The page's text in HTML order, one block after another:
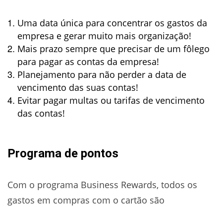
Uma data única para concentrar os gastos da
empresa e gerar muito mais organização!
Mais prazo sempre que precisar de um fôlego
para pagar as contas da empresa!
Planejamento para não perder a data de
vencimento das suas contas!
Evitar pagar multas ou tarifas de vencimento
das contas!
Programa de pontos
Com o programa Business Rewards, todos os
gastos em compras com o cartão são